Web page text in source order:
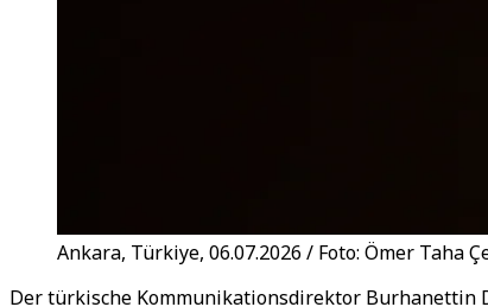
Ankara, Türkiye, 06.07.2026 / Foto: Ömer Taha
Der türkische Kommunikationsdirektor Burhanettin